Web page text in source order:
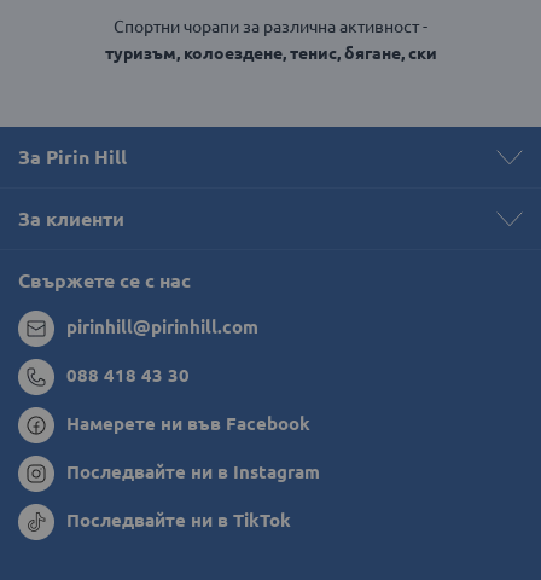
Спортни чорапи за различна активност -
туризъм, колоездене, тенис, бягане, ски
За Pirin Hill
За клиенти
Свържете се с нас
pirinhill@pirinhill.com
088 418 43 30
Намерете ни във Facebook
Последвайте ни в Instagram
Последвайте ни в TikTok